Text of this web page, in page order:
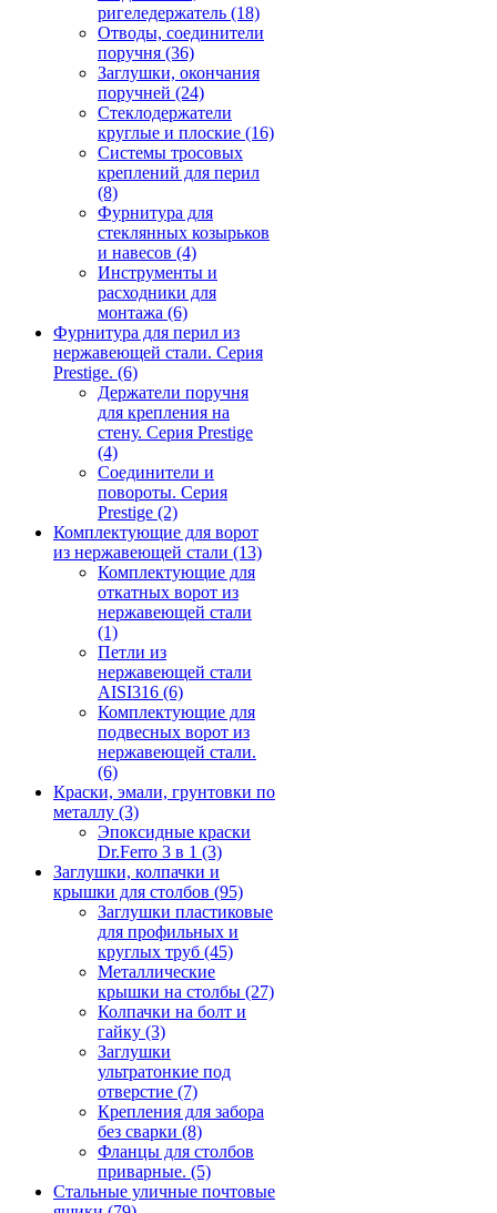
ригеледержатель (18)
Отводы, соединители
поручня (36)
Заглушки, окончания
поручней (24)
Стеклодержатели
круглые и плоские (16)
Системы тросовых
креплений для перил
(8)
Фурнитура для
стеклянных козырьков
и навесов (4)
Инструменты и
расходники для
монтажа (6)
Фурнитура для перил из
нержавеющей стали. Серия
Prestige. (6)
Держатели поручня
для крепления на
стену. Серия Prestige
(4)
Соединители и
повороты. Серия
Prestige (2)
Комплектующие для ворот
из нержавеющей стали (13)
Комплектующие для
откатных ворот из
нержавеющей стали
(1)
Петли из
нержавеющей стали
AISI316 (6)
Комплектующие для
подвесных ворот из
нержавеющей стали.
(6)
Краски, эмали, грунтовки по
металлу (3)
Эпоксидные краски
Dr.Ferro 3 в 1 (3)
Заглушки, колпачки и
крышки для столбов (95)
Заглушки пластиковые
для профильных и
круглых труб (45)
Металлические
крышки на столбы (27)
Колпачки на болт и
гайку (3)
Заглушки
ультратонкие под
отверстие (7)
Крепления для забора
без сварки (8)
Фланцы для столбов
приварные. (5)
Стальные уличные почтовые